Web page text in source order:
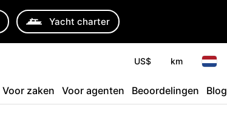
Yacht charter
US$ km
Voor zaken Voor agenten Beoordelingen Blog